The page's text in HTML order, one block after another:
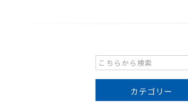
カテゴリー